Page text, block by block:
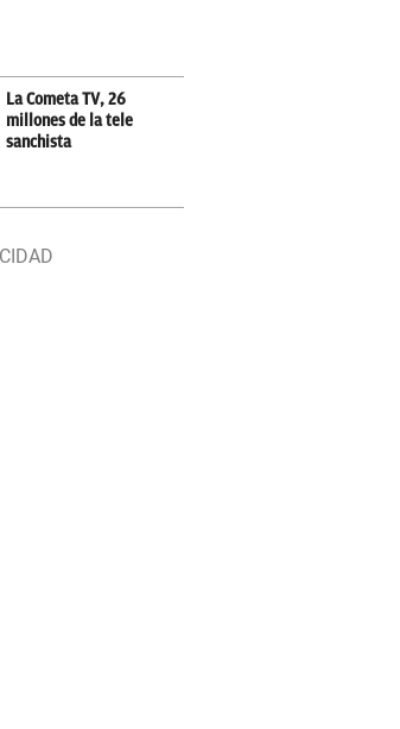
La Cometa TV, 26
millones de la tele
sanchista